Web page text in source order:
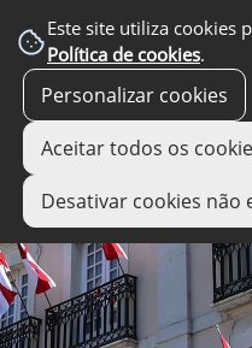
Este site utiliza cookies
Política de cookies.
Personalizar cookies
Aceitar todos os
Desativar cookies não